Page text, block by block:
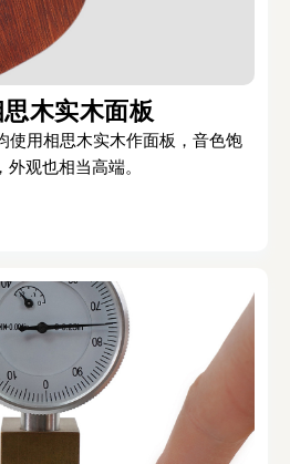
木实木面板
使用相思木实木作面板，音色饱
外观也相当高端。